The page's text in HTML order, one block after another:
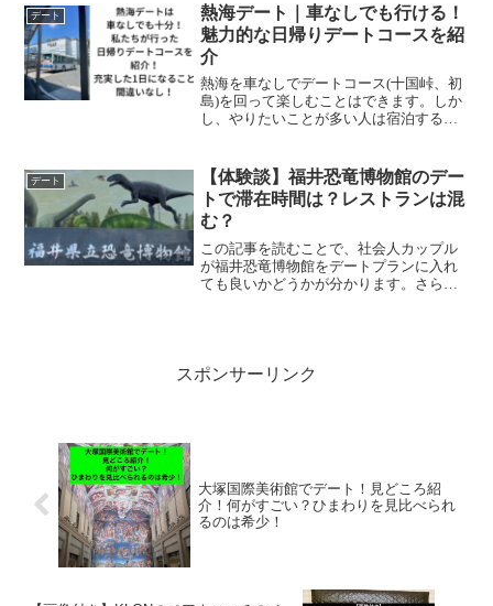
ね。
良いと思うスポットとランチやカフェで
使えるお店も追加。
デート
熱海デート｜車なしでも行ける！
魅力的な日帰りデートコースを紹
介
熱海を車なしでデートコース(十国峠、初
島)を回って楽しむことはできます。しか
し、やりたいことが多い人は宿泊するこ
題ありません。バス乗り放題チケットを
買うことでお得にスポットを回ることが
できます。
デート
【体験談】福井恐竜博物館のデー
トで滞在時間は？レストランは混
む？
この記事を読むことで、社会人カップル
が福井恐竜博物館をデートプランに入れ
ても良いかどうかが分かります。さら
と公式サイトで記載されている時間のふ
ください。昼のレストランはめっちゃ混
みます。博物館外のザウルスキッチンは
人が多くて机のない長椅子で身体を小さ
ましょう。滞在時間はおよそ2時間。食事
スポンサーリンク
大塚国際美術館でデート！見どころ紹
介！何がすごい？ひまわりを見比べられ
るのは希少！